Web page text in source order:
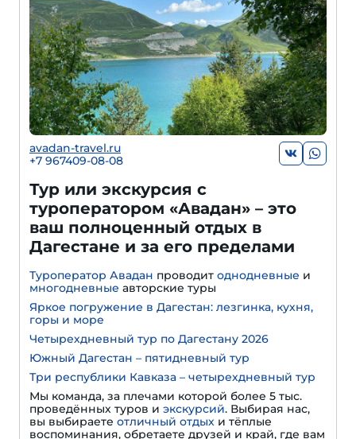
avadan-travel.ru
+7 967409-08-08
Тур или экскурсия с
туроператором «Авадан» – это
ваш полноценный отдых в
Дагестане и за его пределами
Туроператор Авадан проводит однодневные и
многодневные авторские туры
Яркое погружение в Дагестан: лезгинка, кухня,
горы и море
Четырехдневный тур по Дагестану 2026
Южный Дагестан – пятидневный тур
Три республики Кавказа – четырехдневный тур
Мы команда, за плечами которой более 5 тыс.
проведённых туров и экскурсий. Выбирая нас,
вы выбираете отличный отдых и тёплые
воспоминания, обретаете друзей и край, где вам